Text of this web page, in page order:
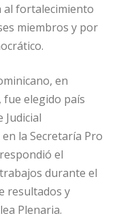
al fortalecimiento
miembros y por
en
fue elegido país
Judicial
la Secretaría Pro
el
durante el
resultados y
Plenaria.